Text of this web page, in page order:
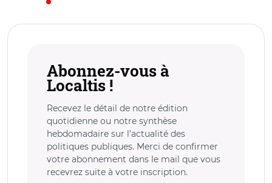
Abonnez-vous à
Localtis !
Recevez le détail de notre édition
quotidienne ou notre synthèse
hebdomadaire sur l’actualité des
politiques publiques. Merci de confirmer
votre abonnement dans le mail que vous
recevrez suite à votre inscription.